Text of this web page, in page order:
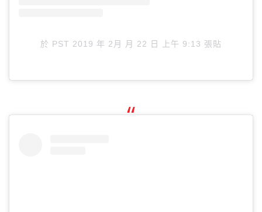
於 PST 2019 年 2月 月 22 日 上午 9:13 張貼